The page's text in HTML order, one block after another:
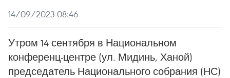
14/09/2023 08:46
Утром 14 сентября в Национальном
конференц-центре (ул. Мидинь, Ханой)
председатель Национального собрания (НС)